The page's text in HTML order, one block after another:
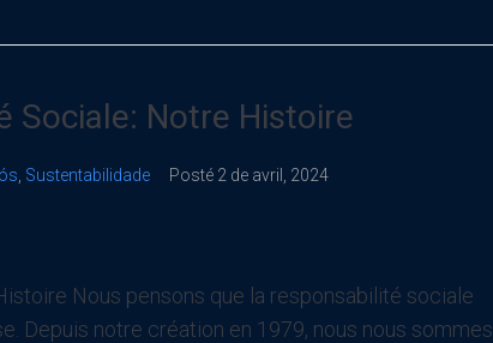
Sociale: Notre Histoire
Sustentabilidade Posté 2 de avril, 2024
Nous pensons que la responsabilité sociale
Depuis notre création en 1979, nous nous sommes